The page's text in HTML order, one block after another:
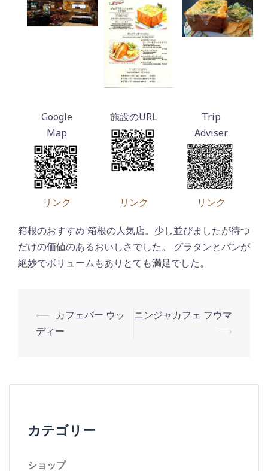
リンク リンク リンク
箱根のおすすめ 箱根の人気店。少し並びましたが待つ
だけの価値のあるおいしさでした。 グラタンとパンが
絶妙でボリュームもありとても満足でした。
投
ナ
⟵ カフェバー ウッ
ディー
ニンジャカフェ フウマ
⟶
カテゴリー
ショップ